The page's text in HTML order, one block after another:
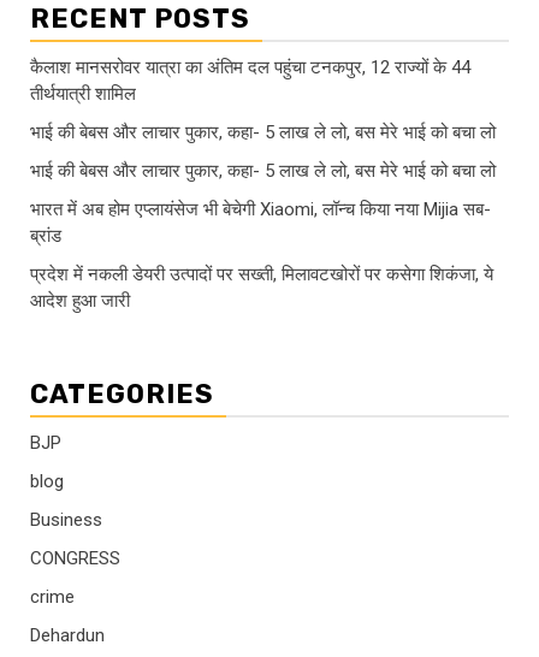
RECENT POSTS
कैलाश मानसरोवर यात्रा का अंतिम दल पहुंचा टनकपुर, 12 राज्यों के 44
तीर्थयात्री शामिल
भाई की बेबस और लाचार पुकार, कहा- 5 लाख ले लो, बस मेरे भाई को बचा लो
भाई की बेबस और लाचार पुकार, कहा- 5 लाख ले लो, बस मेरे भाई को बचा लो
भारत में अब होम एप्लायंसेज भी बेचेगी Xiaomi, लॉन्च किया नया Mijia सब-
ब्रांड
प्रदेश में नकली डेयरी उत्पादों पर सख्ती, मिलावटखोरों पर कसेगा शिकंजा, ये
आदेश हुआ जारी
CATEGORIES
BJP
blog
Business
CONGRESS
crime
Dehardun